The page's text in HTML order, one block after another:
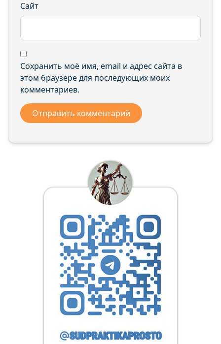
Сайт
Сохранить моё имя, email и адрес сайта в
этом браузере для последующих моих
комментариев.